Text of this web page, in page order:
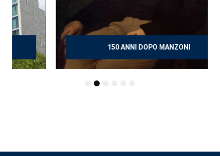
150 ANNI DOPO MANZONI